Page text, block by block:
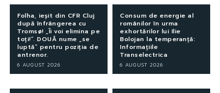
Folha, ieșit din CFR Cluj
după înfrângerea cu
Tromsø! „Îi voi elimina pe
toți!”. DOUĂ nume „se
luptă” pentru poziția de
antrenor.
6 AUGUST 2026
Consum de energie al
românilor în urma
exhortărilor lui Ilie
Bolojan la temperanță:
Informațiile
Transelectrica
6 AUGUST 2026